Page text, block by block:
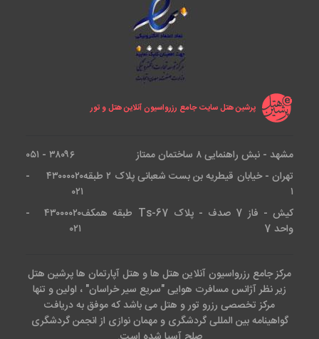
پرشین هتل سایت جامع رزرواسیون آنلاین هتل و تور
مشهد - نبش راهنمایی ۸ ساختمان ممتاز
۳۸۰۹۶ - ۰۵۱
تهران - خیابان قیطریه بن بست شعبانی پلاک ۲ طبقه
۱
۴۳۰۰۰۰۲۰ -
۰۲۱
کیش - فاز 7 صدف - پلاک Ts-67 طبقه همکف
واحد 7
۴۳۰۰۰۰۲۰ -
۰۲۱
مرکز جامع رزرواسیون آنلاین هتل ها و هتل آپارتمان ها پرشین هتل
زیر نظر آژانس مسافرت هوایی "سریع سیر خراسان" ، اولین و تنها
مرکز تخصصی رزرو تور و هتل می باشد که موفق به دریافت
گواهینامه بین المللی گردشگری و مهمان نوازی از انجمن گردشگری